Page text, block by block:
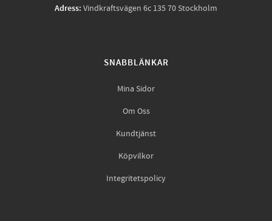
Adress: Vindkraftsvägen 6c 135 70 Stockholm
SNABBLÄNKAR
Mina Sidor
Om Oss
Kundtjänst
Köpvilkor
Integritetspolicy